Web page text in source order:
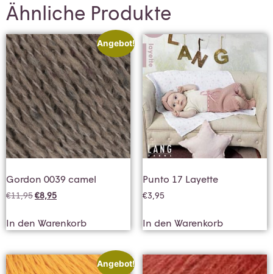
Ähnliche Produkte
Angebot!
Gordon 0039 camel
€11,95€8,95
In den Warenkorb
Punto 17 Layette
€3,95
In den Warenkorb
Angebot!